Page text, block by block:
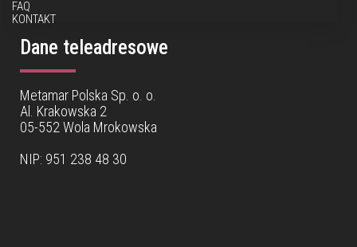
FAQ
KONTAKT
Dane teleadresowe
Metamar Polska Sp. o. o.
Al. Krakowska 2
05-552 Wola Mrokowska
NIP: 951 238 48 30